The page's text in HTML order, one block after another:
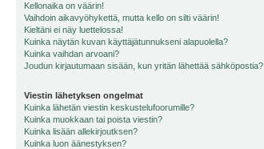
Kellonaika on väärin!
Vaihdoin aikavyöhykettä, mutta kello on silti väärin!
Kieltäni ei näy luettelossa!
Kuinka näytän kuvan käyttäjätunnukseni alapuolella?
Kuinka vaihdan arvoani?
Joudun kirjautumaan sisään, kun yritän lähettää sähköpostia?
Viestin lähetyksen ongelmat
Kuinka lähetän viestin keskustelufoorumille?
Kuinka muokkaan tai poista viestin?
Kuinka lisään allekirjoutksen?
Kuinka luon äänestyksen?